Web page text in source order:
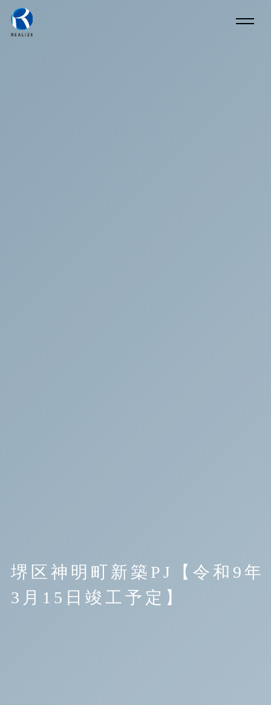
堺区神明町新築PJ【令和9年
3月15日竣工予定】